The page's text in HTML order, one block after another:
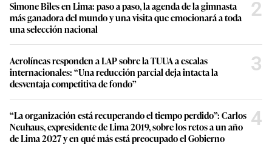
Simone Biles en Lima: paso a paso, la agenda de la gimnasta
más ganadora del mundo y una visita que emocionará a toda
una selección nacional
2
Aerolíneas responden a LAP sobre la TUUA a escalas
internacionales: “Una reducción parcial deja intacta la
desventaja competitiva de fondo”
3
“La organización está recuperando el tiempo perdido”: Carlos
Neuhaus, expresidente de Lima 2019, sobre los retos a un año
de Lima 2027 y en qué más está preocupado el Gobierno
4